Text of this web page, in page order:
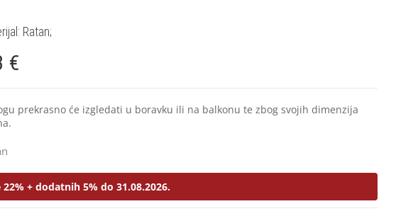
Ratan;
€
prekrasno će izgledati u boravku ili na balkonu te zbog svojih dimenzija
+ dodatnih 5% do 31.08.2026.